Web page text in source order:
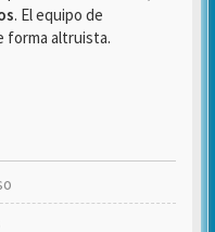
. El equipo de
forma altruista.